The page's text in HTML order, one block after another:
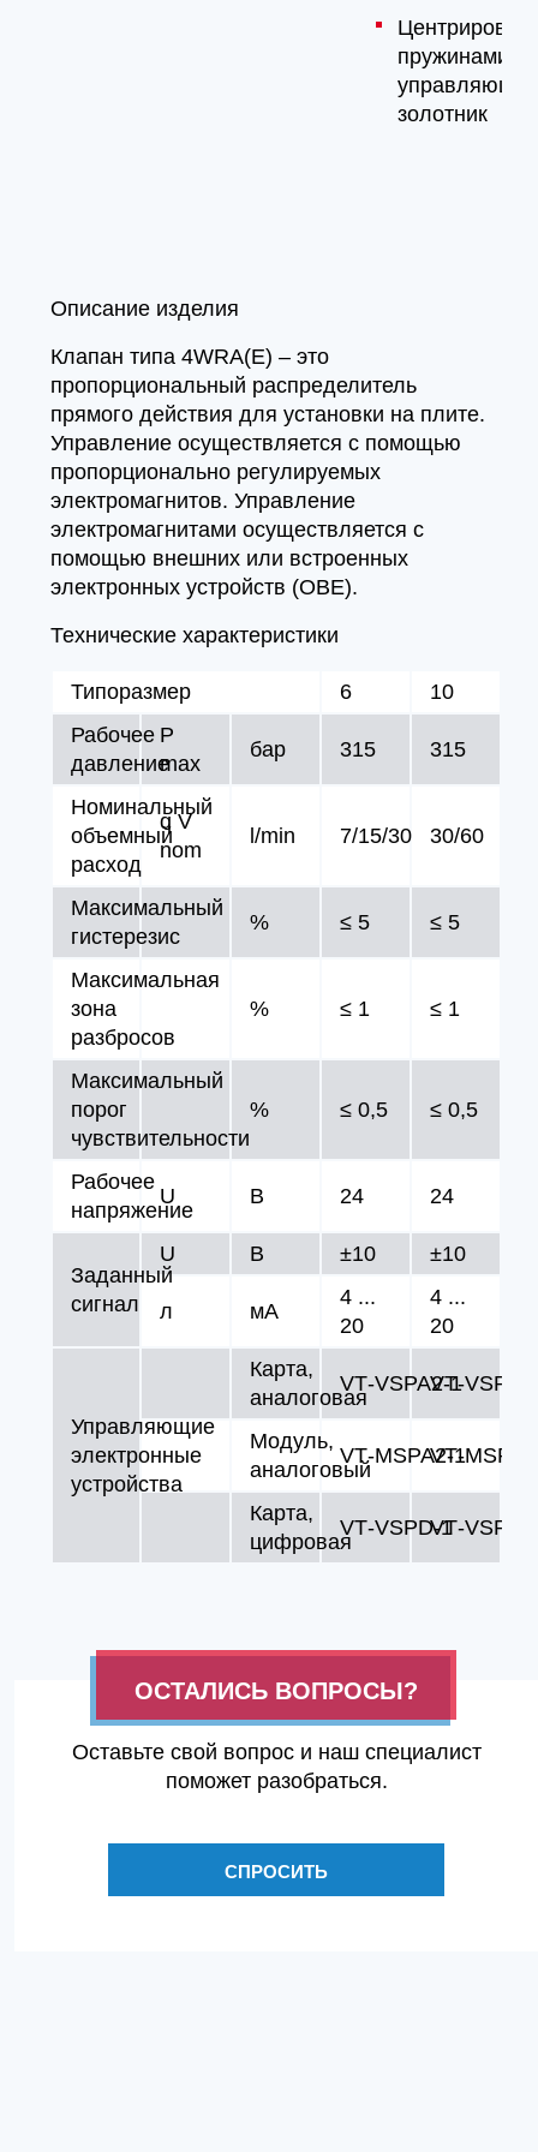
пружинами
золотник
Описание изделия
Клапан типа 4WRA(E) – это
пропорциональный распределитель
прямого действия для установки на плите.
Управление осуществляется с помощью
пропорционально регулируемых
электромагнитов. Управление
электромагнитами осуществляется с
помощью внешних или встроенных
электронных устройств (OBE).
Технические характеристики
Типоразмер 6
10
Рабочее
давление
P
max
бар 315 315
Номинальный
объемный
расход
q V
nom
l/min 7/15/30 30/60
Максимальный
гистерезис
% ≤ 5 ≤ 5
Максимальная
зона
разбросов
% ≤ 1 ≤ 1
Максимальный
порог
чувствительности
% ≤ 0,5 ≤ 0,5
Рабочее
напряжение
U В 24 24
Заданный
сигнал
U В ±10 ±10
л мA
4 ...
20
4 ...
20
Управляющие
электронные
устройства
Карта,
аналоговая
VT‑VSPA2‑1
Модуль,
аналоговый
VT‑MSPA2‑1
Карта,
цифровая
VT‑VSPD‑1
ОСТАЛИСЬ ВОПРОСЫ?
Оставьте свой вопрос и наш специалист
поможет разобраться.
СПРОСИТЬ